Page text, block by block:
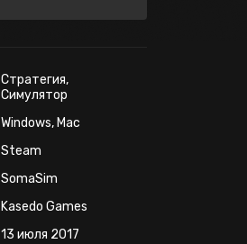
Стратегия,
Симулятор
Windows, Mac
Steam
SomaSim
Kasedo Games
13 июля 2017